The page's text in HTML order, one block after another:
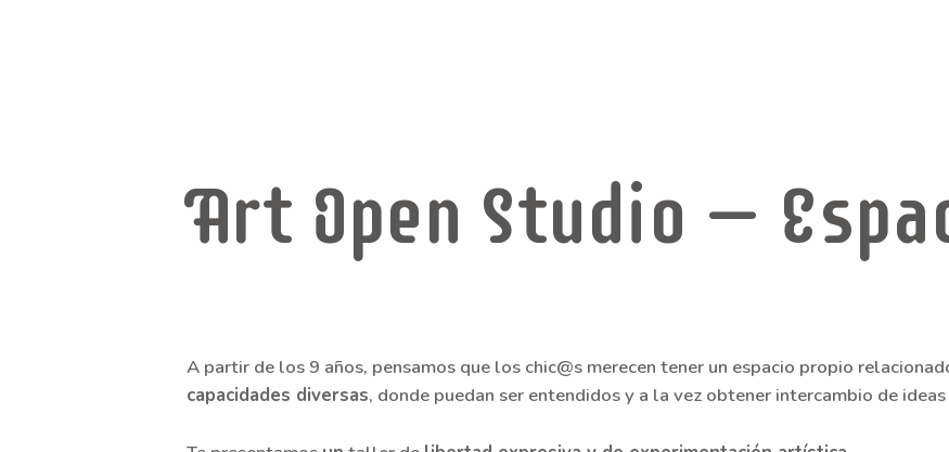
Art Open Studio –
A partir de los 9 años, pensamos que los chic@s merecen tener un espacio propio
capacidades diversas, donde puedan ser entendidos y a la vez obtener intercambio de